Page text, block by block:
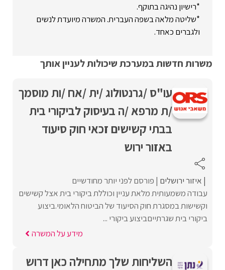
*רישיון נהיגה בתוקף.
*שליטה מלאה בשפה העברית. המשרה מיועדת לנשים
ולגברים כאחד.
משרות חדשות במערכת שיכולות לעניין אותך
עו"ס /גרנטולוג /ית /אח /ות מוסמך
/ת מרפא /ה בעיסוק לביקורי בית
בבתי קשישים זכאי חוק סיעוד
באזור ירוש
איזור ירושלים פורסם לפני יותר מחודשיים
עבודה משמעותית מלאת עניין וכוללת ביקורי בית אצל קשישים
וקשישות במסגרת חוק הסיעוד של הביטוח הלאומי.ביצוע
ביקורי בית שגרתייםביצוע ביקורי ...
מידע על המשרה
השליחות שלך מתחילה כאן דרוש